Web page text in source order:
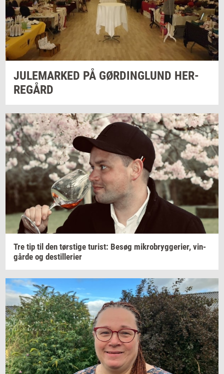
JU­LE­MAR­KED PÅ GØ­R­DING­LUND HER­
RE­GÅRD
Tre tip til den tørsti­ge turist: Besøg mi­kro­bryg­ge­ri­er, vin­
går­de og destil­le­ri­er